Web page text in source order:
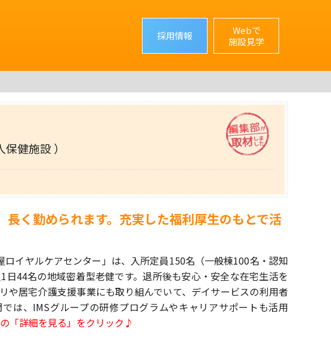
採用情報
Webで
施設見学
保健施設 ）
長く勤められます。充実した福利厚生のもとで活
ロイヤルケアセンター」は、入所定員150名（一般棟100名・認知
44名の地域密着型老健です。退所後も安心・安全な在宅生活を
や居宅介護支援事業にも取り組んでいて、デイサービスの利用者
は、IMSグループの研修プログラムやキャリアサポートも活用
「詳細を見る」をクリック♪